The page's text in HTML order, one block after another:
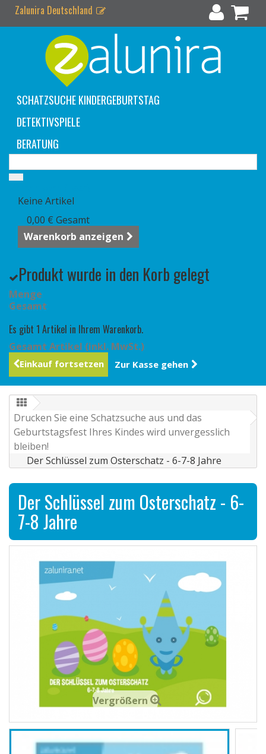
Zalunira Deutschland
SCHATZSUCHE KINDERGEBURTSTAG
DETEKTIVSPIELE
BERATUNG
Keine Artikel
0,00 € Gesamt
Warenkorb anzeigen
Produkt wurde in den Korb gelegt
Menge
Gesamt
Es gibt 1 Artikel in Ihrem Warenkorb.
Gesamt Artikel (inkl. MwSt.)
Einkauf fortsetzen Zur Kasse gehen
Drucken Sie eine Schatzsuche aus und das
Geburtstagsfest Ihres Kindes wird unvergesslich
bleiben!
Der Schlüssel zum Osterschatz - 6-7-8 Jahre
Der Schlüssel zum Osterschatz - 6-
7-8 Jahre
Vergrößern